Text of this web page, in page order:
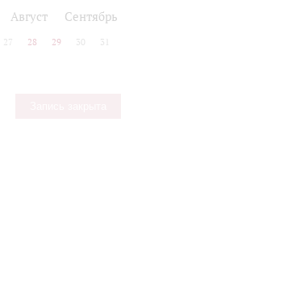
Август Сентябрь
27 28 29 30 31